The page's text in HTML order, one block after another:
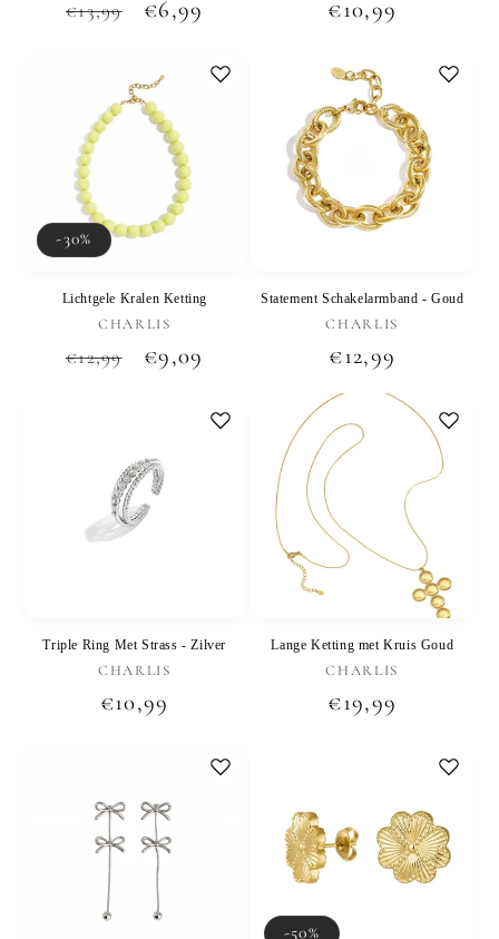
Normale
€13,99 Aanbiedingsprijs
€6,99
Normale
€10,99
-30%
Lichtgele Kralen Ketting
Verkoper:
CHARLIS
Normale
€12,99 Aanbiedingsprijs
€9,09
Statement Schakelarmband - Goud
Verkoper:
CHARLIS
Normale
prijs
€12,99
Triple Ring Met Strass - Zilver
Verkoper:
CHARLIS
Normale
€10,99
Lange Ketting met Kruis Goud
Verkoper:
CHARLIS
Normale
€19,99
-50%